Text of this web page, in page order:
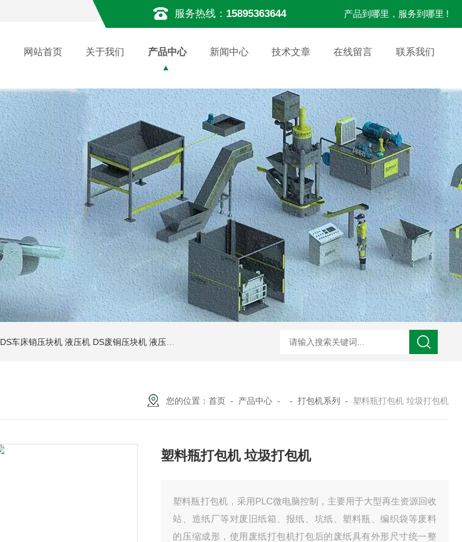
服务热线： 15895363644 产品到哪里，服务到哪里 !
网站首页 关于我们 产品中心 新闻中心 技术文章 在线留言 联系我们
DS车床销压块机 液压机 DS废铜压块机 液压机 DS冲压件打包机 液压机 DS铁刨花压块机 液压机
您的位置： 首页 - 产品中心 - - 打包机系列 - 塑料瓶打包机 垃圾打包机
塑料瓶打包机 垃圾打包机
塑料瓶打包机，采用PLC微电脑控制，主要用于大型再生资源回收
站、造纸厂等对废旧纸箱、报纸、坑纸、塑料瓶、编织袋等废料
的压缩成形，使用废纸打包机打包后的废纸具有外形尺寸统一整